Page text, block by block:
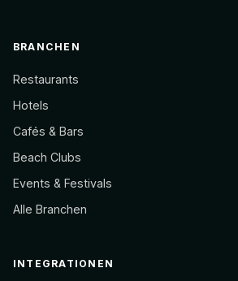
BRANCHEN
Restaurants
Hotels
Cafés & Bars
Beach Clubs
Events & Festivals
Alle Branchen
INTEGRATIONEN